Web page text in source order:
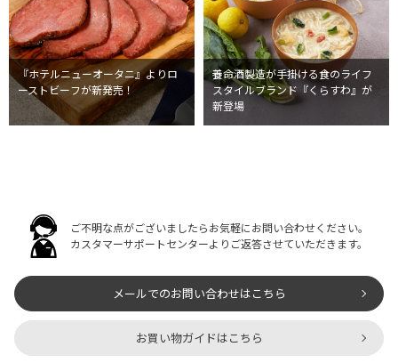
『ホテルニューオータニ』よりロ
ーストビーフが新発売！
養命酒製造が手掛ける食のライフ
スタイルブランド『くらすわ』が
新登場
ご不明な点がございましたらお気軽にお問い合わせください。
カスタマーサポートセンターよりご返答させていただきます。
メールでのお問い合わせはこちら
お買い物ガイドはこちら